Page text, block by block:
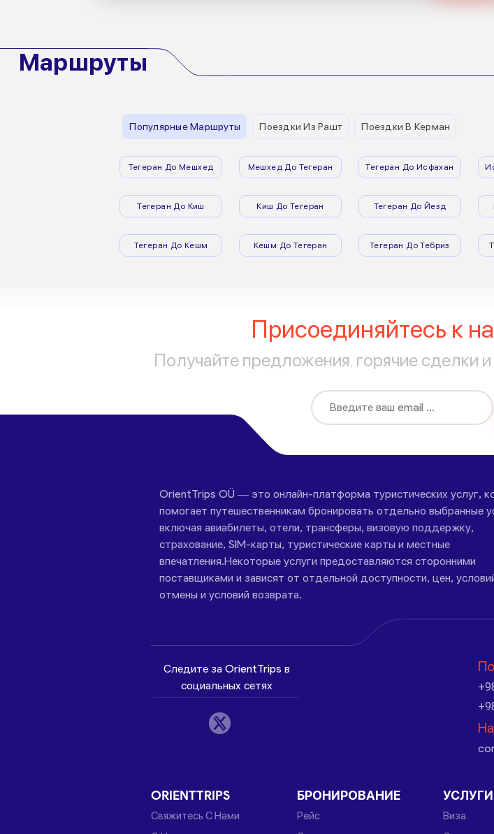
Маршруты
Популярные Маршруты Поездки Из Рашт Поездки В Керман
Тегеран До Мешхед Мешхед До Тегеран Тегеран До Исфахан
Тегеран До Киш Киш До Тегеран Тегеран До Йезд
Тегеран До Кешм Кешм До Тегеран Тегеран До Тебриз
Присоединяйтесь к
Получайте предложения, горячие сделки
OrientTrips OÜ — это онлайн-платформа туристических услуг,
помогает путешественникам бронировать отдельно выбранные
включая авиабилеты, отели, трансферы, визовую поддержку,
страхование, SIM-карты, туристические карты и местные
впечатления.Некоторые услуги предоставляются сторонними
поставщиками и зависят от отдельной доступности, цен,
отмены и условий возврата.
Следите за OrientTrips в
социальных сетях
ORIENTTRIPS
Свяжитесь С Нами
БРОНИРОВАНИЕ
Рейс
УСЛУГИ
Виза